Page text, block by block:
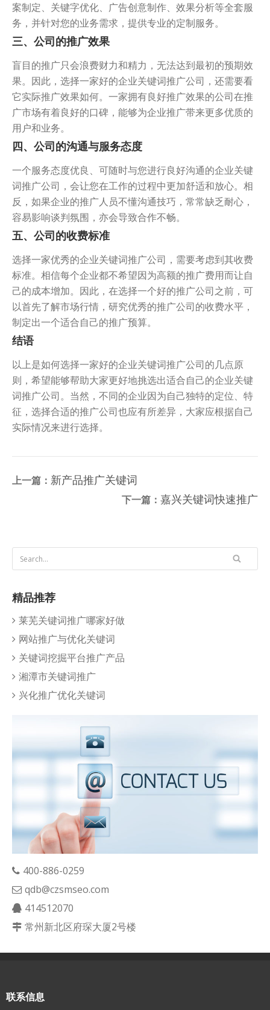
案制定、关键字优化、广告创意制作、效果分析等全套服
务，并针对您的业务需求，提供专业的定制服务。
三、公司的推广效果
盲目的推广只会浪费财力和精力，无法达到最初的预期效
果。因此，选择一家好的企业关键词推广公司，还需要看
它实际推广效果如何。一家拥有良好推广效果的公司在推
广市场有着良好的口碑，能够为企业推广带来更多优质的
用户和业务。
四、公司的沟通与服务态度
一个服务态度优良、可随时与您进行良好沟通的企业关键
词推广公司，会让您在工作的过程中更加舒适和放心。相
反，如果企业的推广人员不懂沟通技巧，常常缺乏耐心，
容易影响谈判氛围，亦会导致合作不畅。
五、公司的收费标准
选择一家优秀的企业关键词推广公司，需要考虑到其收费
标准。相信每个企业都不希望因为高额的推广费用而让自
己的成本增加。因此，在选择一个好的推广公司之前，可
以首先了解市场行情，研究优秀的推广公司的收费水平，
制定出一个适合自己的推广预算。
结语
以上是如何选择一家好的企业关键词推广公司的几点原
则，希望能够帮助大家更好地挑选出适合自己的企业关键
词推广公司。当然，不同的企业因为自己独特的定位、特
征，选择合适的推广公司也应有所差异，大家应根据自己
实际情况来进行选择。
上一篇： 新产品推广关键词
下一篇： 嘉兴关键词快速推广
精品推荐
莱芜关键词推广哪家好做
网站推广与优化关键词
关键词挖掘平台推广产品
湘潭市关键词推广
兴化推广优化关键词
400-886-0259
qdb@czsmseo.com
414512070
常州新北区府琛大厦2号楼
联系信息